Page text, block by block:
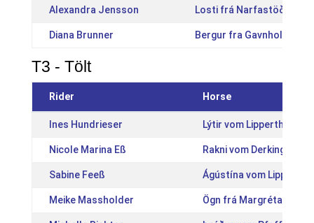
Alexandra Jensson Losti frá Narfastöðum
Diana Brunner Bergur fra Gavnholt
T3 - Tölt
Rider Horse
Ines Hundrieser Lýtir vom Lipperthof
Nicole Marina Eß Rakni vom Derkingshof
Sabine Feeß Ágústína vom
Meike Massholder Ögn frá Margrétarhofi